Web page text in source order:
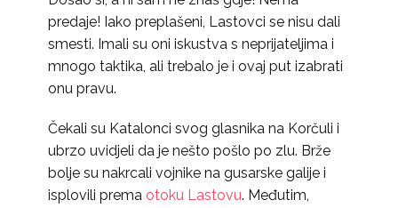
predaje! Iako preplašeni, Lastovci se nisu dali
smesti. Imali su oni iskustva s neprijateljima i
mnogo taktika, ali trebalo je i ovaj put izabrati
onu pravu.
Čekali su Katalonci svog glasnika na Korčuli i
ubrzo uvidjeli da je nešto pošlo po zlu. Brže
bolje su nakrcali vojnike na gusarske galije i
isplovili prema otoku Lastovu. Međutim,